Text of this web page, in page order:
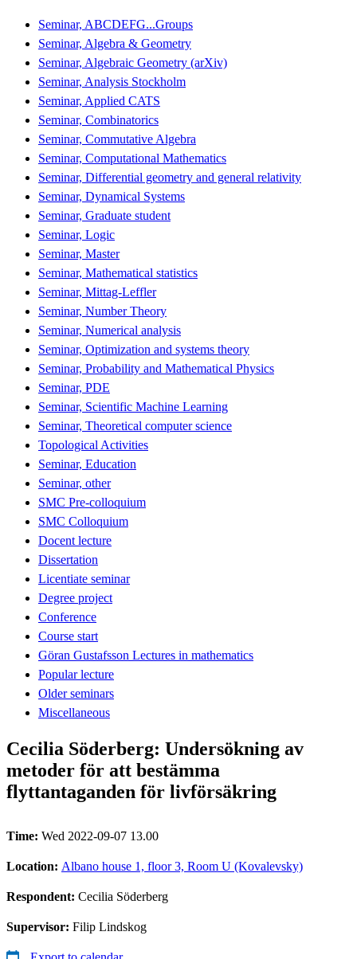
Seminar, ABCDEFG...Groups
Seminar, Algebra & Geometry
Seminar, Algebraic Geometry (arXiv)
Seminar, Analysis Stockholm
Seminar, Applied CATS
Seminar, Combinatorics
Seminar, Commutative Algebra
Seminar, Computational Mathematics
Seminar, Differential geometry and general relativity
Seminar, Dynamical Systems
Seminar, Graduate student
Seminar, Logic
Seminar, Master
Seminar, Mathematical statistics
Seminar, Mittag-Leffler
Seminar, Number Theory
Seminar, Numerical analysis
Seminar, Optimization and systems theory
Seminar, Probability and Mathematical Physics
Seminar, PDE
Seminar, Scientific Machine Learning
Seminar, Theoretical computer science
Topological Activities
Seminar, Education
Seminar, other
SMC Pre-colloquium
SMC Colloquium
Docent lecture
Dissertation
Licentiate seminar
Degree project
Conference
Course start
Göran Gustafsson Lectures in mathematics
Popular lecture
Older seminars
Miscellaneous
Cecilia Söderberg: Undersökning av
metoder för att bestämma
flyttantaganden för livförsäkring
Time: Wed 2022-09-07 13.00
Location: Albano house 1, floor 3, Room U (Kovalevsky)
Respondent: Cecilia Söderberg
Supervisor: Filip Lindskog